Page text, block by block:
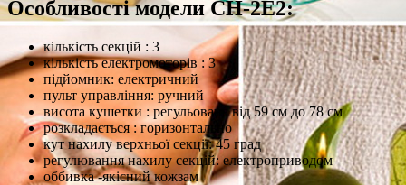
Особливості модели CH-2Е2:
кількість секцій : 3
кількість електромоторів : 3
підйомник: електричний
пульт управління: ручний
висота кушетки : регульована від 59 см до 78 см
розкладається : горизонтально
кут нахилу верхньої секції: 45 град
регулювання нахилу секцій: електроприводом
оббивка -якісний кожзам